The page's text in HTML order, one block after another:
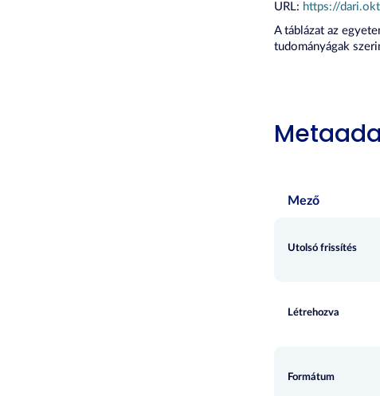
URL: https://
A táblázat az
tudományágak
Mező
Utolsó frissítés
Létrehozva
Formátum